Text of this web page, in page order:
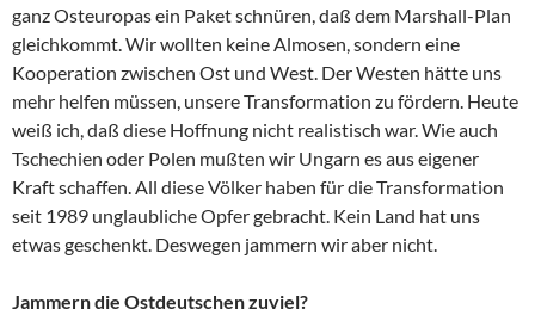
ganz Osteuropas ein Paket schnüren, daß dem Marshall-Plan
gleichkommt. Wir wollten keine Almosen, sondern eine
Kooperation zwischen Ost und West. Der Westen hätte uns
mehr helfen müssen, unsere Transformation zu fördern. Heute
weiß ich, daß diese Hoffnung nicht realistisch war. Wie auch
Tschechien oder Polen mußten wir Ungarn es aus eigener
Kraft schaffen. All diese Völker haben für die Transformation
seit 1989 unglaubliche Opfer gebracht. Kein Land hat uns
etwas geschenkt. Deswegen jammern wir aber nicht.
Jammern die Ostdeutschen zuviel?